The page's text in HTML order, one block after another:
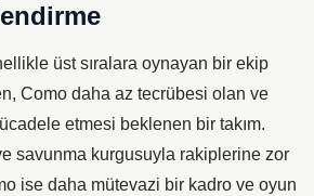
üst sıralara oynayan bir ekip
Como daha az tecrübesi olan ve
etmesi beklenen bir takım.
savunma kurgusuyla rakiplerine zor
ise daha mütevazi bir kadro ve oyun